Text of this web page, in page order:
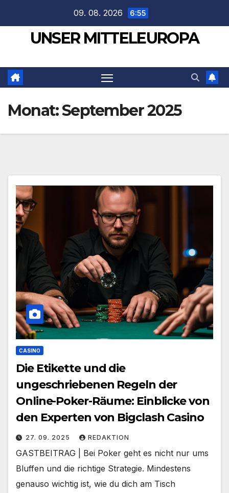
springen
09. 08. 2026 6:55
UNSER MITTELEUROPA
Monat:September 2025
CASINO
Die Etikette und die
ungeschriebenen Regeln der
Online-Poker-Räume: Einblicke von
den Experten von Bigclash Casino
27. 09. 2025 REDAKTION
GASTBEITRAG | Bei Poker geht es nicht nur ums
Bluffen und die richtige Strategie. Mindestens
genauso wichtig ist, wie du dich am Tisch